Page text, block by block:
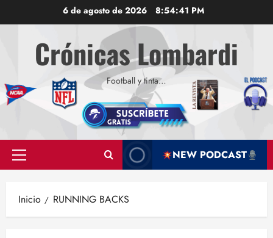
al
contenido
6 de agosto de 2026 8:54:42 PM
Crónicas Lombardi
Football y tinta…
Menú
NEW PODCAST
Inicio RUNNING BACKS